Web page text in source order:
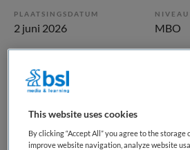
PLAATSINGSDATUM
2 juni 2026
NIVEAU
MBO
Ervaren
Vacature niet
Deze vacature Eerste medewerker
This website uses cookies
By clicking “Accept All” you agree to the
improve website navigation, analyze website